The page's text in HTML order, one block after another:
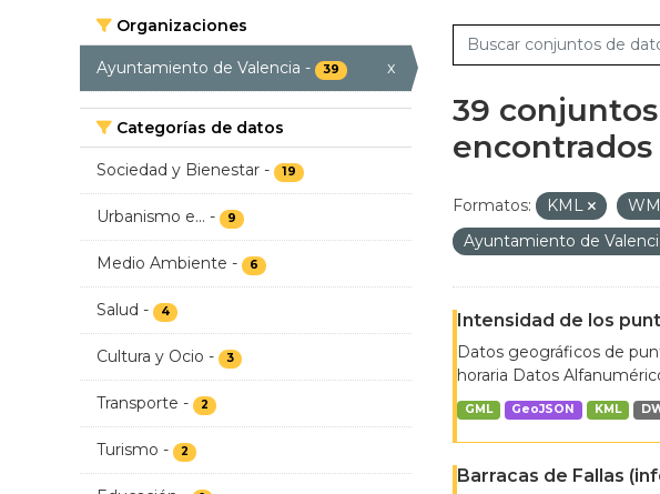
Organizaciones
Ayuntamiento de Valencia - 39 x
Categorías de datos
Sociedad y Bienestar - 19
Urbanismo e... - 9
Medio Ambiente - 6
Salud - 4
Cultura y Ocio - 3
Transporte - 2
Turismo - 2
39
encontrados
Formatos: KML
Ayuntamiento de
Intensidad de los
Datos geográficos de
horaria Datos
GML GeoJSON KML
Barracas de Fallas